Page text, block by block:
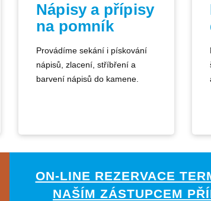
Nápisy a přípisy
na pomník
Provádíme sekání i pískování
nápisů, zlacení, stříbření a
barvení nápisů do kamene.
ON-LINE REZERVACE
NAŠÍM ZÁSTUPCEM